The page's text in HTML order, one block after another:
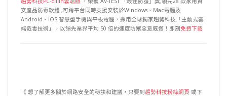
安產品防毒軟體 ,可跨平台同時支援安裝於Windows、Mac電腦及
Android、iOS 智慧型手機與平板電腦，採用全球獨家趨勢科技「主動式雲
端截毒技術」，以領先業界平均 50 倍的速度防禦惡意威脅！即刻免費下載
《 想了解更多關於網路安全的秘訣和建議，只要到趨勢科技粉絲網頁 或下